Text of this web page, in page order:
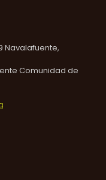
Navalafuente,
Comunidad de